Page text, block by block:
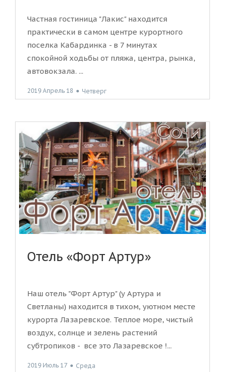
Частная гостиница "Лакис" находится
практически в самом центре курортного
поселка Кабардинка - в 7 минутах
спокойной ходьбы от пляжа, центра, рынка,
автовокзала. ...
2019 Апрель 18 ● Четверг
Отель «Форт Артур»
Наш отель "Форт Артур" (у Артура и
Светланы) находится в тихом, уютном месте
курорта Лазаревское. Теплое море, чистый
воздух, солнце и зелень растений
субтропиков - все это Лазаревское !...
2019 Июль 17 ● Среда